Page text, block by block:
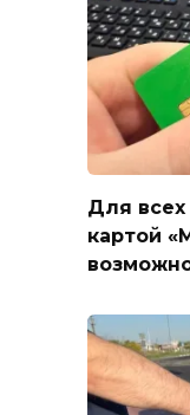
Для
картой